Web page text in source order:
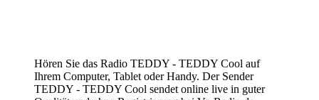
Hören Sie das Radio TEDDY - TEDDY Cool auf
Ihrem Computer, Tablet oder Handy. Der Sender
TEDDY - TEDDY Cool sendet online live in guter